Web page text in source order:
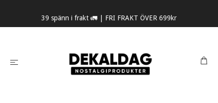
39 spänn i frakt 🚛 | FRI FRAKT ÖVER 699kr